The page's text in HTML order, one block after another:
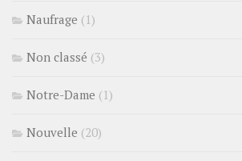
Naufrage (1)
Non classé (3)
Notre-Dame (1)
Nouvelle (20)